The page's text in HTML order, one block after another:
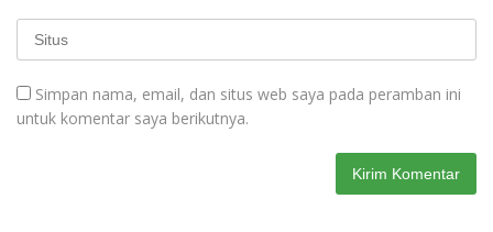
Simpan nama, email, dan situs web saya pada peramban ini
untuk komentar saya berikutnya.